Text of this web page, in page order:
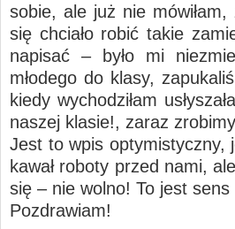
sobie, ale już nie
się chciało robić takie
napisać – było mi
młodego do klasy,
kiedy wychodziłam
naszej klasie!, zaraz
Jest to wpis optymistyczny,
kawał roboty przed nami,
się – nie wolno! To jest
Pozdrawiam!